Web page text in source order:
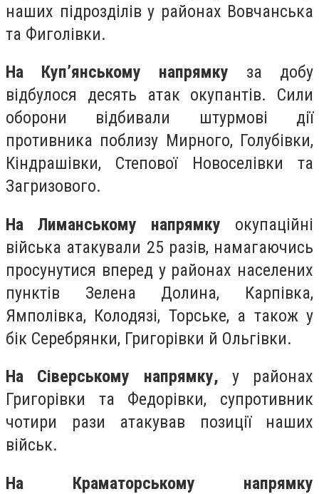
наших підрозділів у районах Вовчанська
та Фиголівки.
На Куп’янському напрямку за добу
відбулося десять атак окупантів. Сили
оборони відбивали штурмові дії
противника поблизу Мирного, Голубівки,
Кіндрашівки, Степової Новоселівки та
Загризового.
На Лиманському напрямку окупаційні
війська атакували 25 разів, намагаючись
просунутися вперед у районах населених
пунктів Зелена Долина, Карпівка,
Ямполівка, Колодязі, Торське, а також у
бік Серебрянки, Григорівки й Ольгівки.
На Сіверському напрямку, у районах
Григорівки та Федорівки, супротивник
чотири рази атакував позиції наших
військ.
На Краматорському напрямку